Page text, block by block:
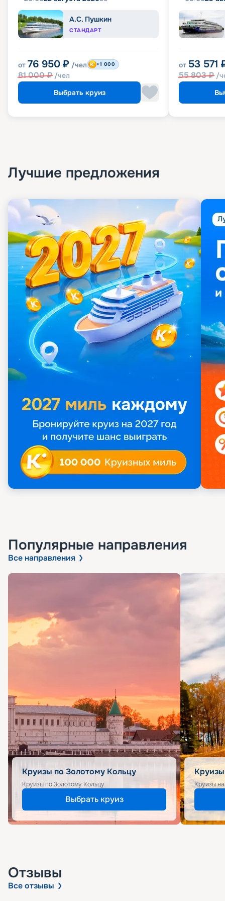
А.С. Пушкин
СТАНДАРТ
от 76 950 ₽ /чел
81 000₽ /чел
+1 000
Выбрать круиз
от 53 571
55 803₽ /
Лучшие предложения
Популярные направления
Все направления
Круизы по Золотому Кольцу
Круизы по Золотому Кольцу
Выбрать круиз
Круизы
Отзывы
Все отзывы